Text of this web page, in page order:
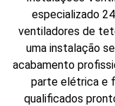
especializado
ventiladores de
uma instalação
acabamento
parte elétrica e
qualificados